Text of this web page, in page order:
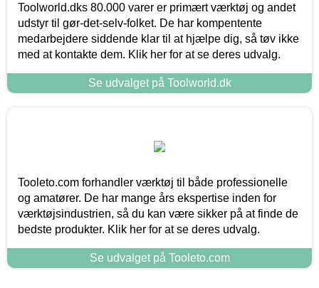
Toolworld.dks 80.000 varer er primært værktøj og andet
udstyr til gør-det-selv-folket. De har kompentente
medarbejdere siddende klar til at hjælpe dig, så tøv ikke
med at kontakte dem. Klik her for at se deres udvalg.
Se udvalget på Toolworld.dk
Tooleto.com forhandler værktøj til både professionelle
og amatører. De har mange års ekspertise inden for
værktøjsindustrien, så du kan være sikker på at finde de
bedste produkter. Klik her for at se deres udvalg.
Se udvalget på Tooleto.com